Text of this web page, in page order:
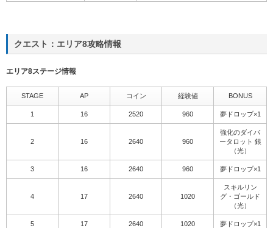
クエスト：エリア8攻略情報
エリア8ステージ情報
STAGE AP コイン 経験値 BONUS
1 16 2520 960 夢ドロップ×1
2 16 2640 960
強化のダイバ
ータロット 銀
（光）
3 16 2640 960 夢ドロップ×1
4 17 2640 1020
スキルリン
グ・ゴールド
（光）
5 17 2640 1020 夢ドロップ×1